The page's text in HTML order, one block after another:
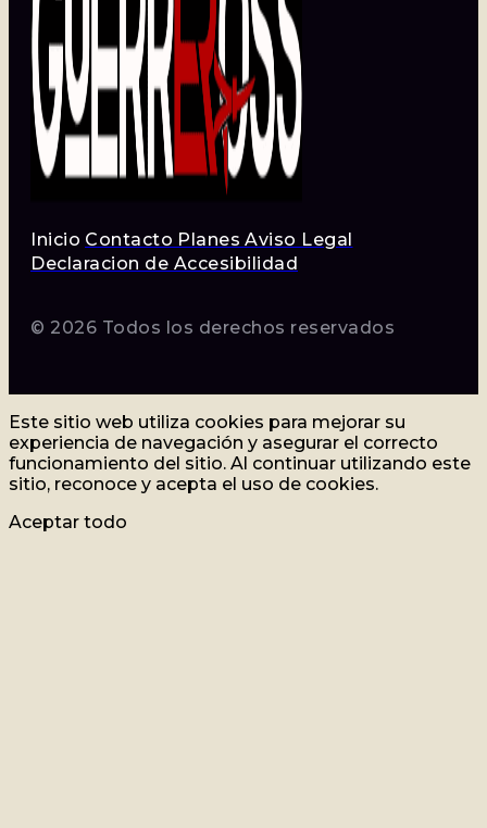
Inicio Contacto Planes Aviso Legal
Declaracion de Accesibilidad
© 2026 Todos los derechos reservados
Este sitio web utiliza cookies para mejorar su
experiencia de navegación y asegurar el correcto
funcionamiento del sitio. Al continuar utilizando este
sitio, reconoce y acepta el uso de cookies.
Aceptar todo